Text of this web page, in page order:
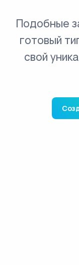
Подобные
готовый
свой